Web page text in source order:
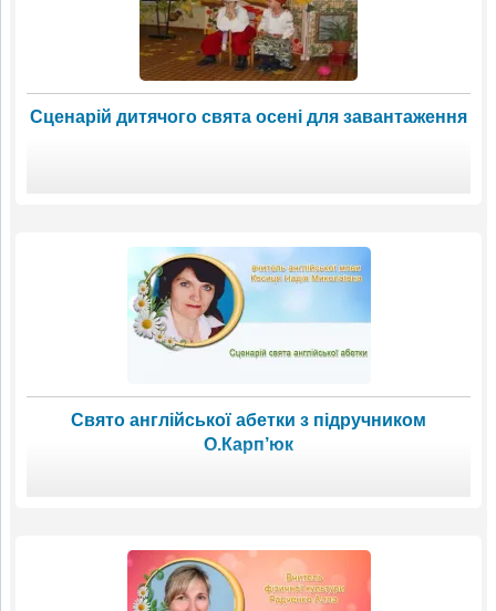
Сценарій дитячого свята осені для завантаження
Свято англійської абетки з підручником
О.Карп’юк